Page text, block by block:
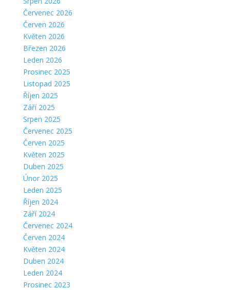
Červenec 2026
Červen 2026
Květen 2026
Březen 2026
Leden 2026
Prosinec 2025
Listopad 2025
Říjen 2025
Září 2025
Srpen 2025
Červenec 2025
Červen 2025
Květen 2025
Duben 2025
Únor 2025
Leden 2025
Říjen 2024
Září 2024
Červenec 2024
Červen 2024
Květen 2024
Duben 2024
Leden 2024
Prosinec 2023